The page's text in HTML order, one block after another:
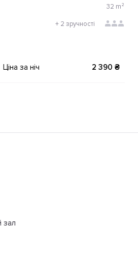
32 m²
+ 2 зручності
Ціна за ніч 2 390 ₴
зал